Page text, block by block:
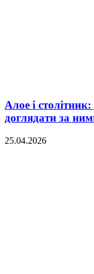
Алое і
доглядати за
25.04.2026